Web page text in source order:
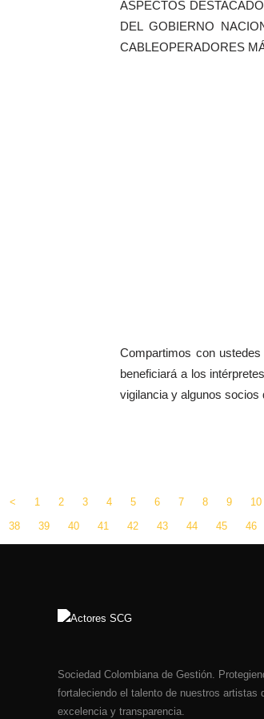
IMPORTANCIA DEL DERECHO
NUEVAS TENDENCIAS DE
ASPECTOS
DEL GOBIERNO
CABLEOPERADORES
Compartimos con
beneficiará a los
vigilancia y algunos socios
< 1 2 3 4 5 6 7 8 9 10
38
39 40 41 42 43 44 45 46
Sociedad Colombiana de Gestión.
fortaleciendo el talento de nuestros artistas
excelencia y transparencia.